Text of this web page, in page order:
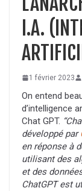
I.A.
1 février 2023
On entend
d’intelligence
Chat GPT.
développé par
en réponse à
utilisant des
et des
ChatGPT est